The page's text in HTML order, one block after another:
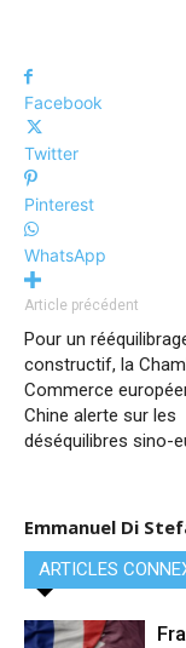
Facebook
Twitter
Pinterest
WhatsApp
Article précédent
Pour un
constructif, la
Commerce
Chine alerte sur les
déséquilibres sino-
Emmanuel Di
ARTICLES